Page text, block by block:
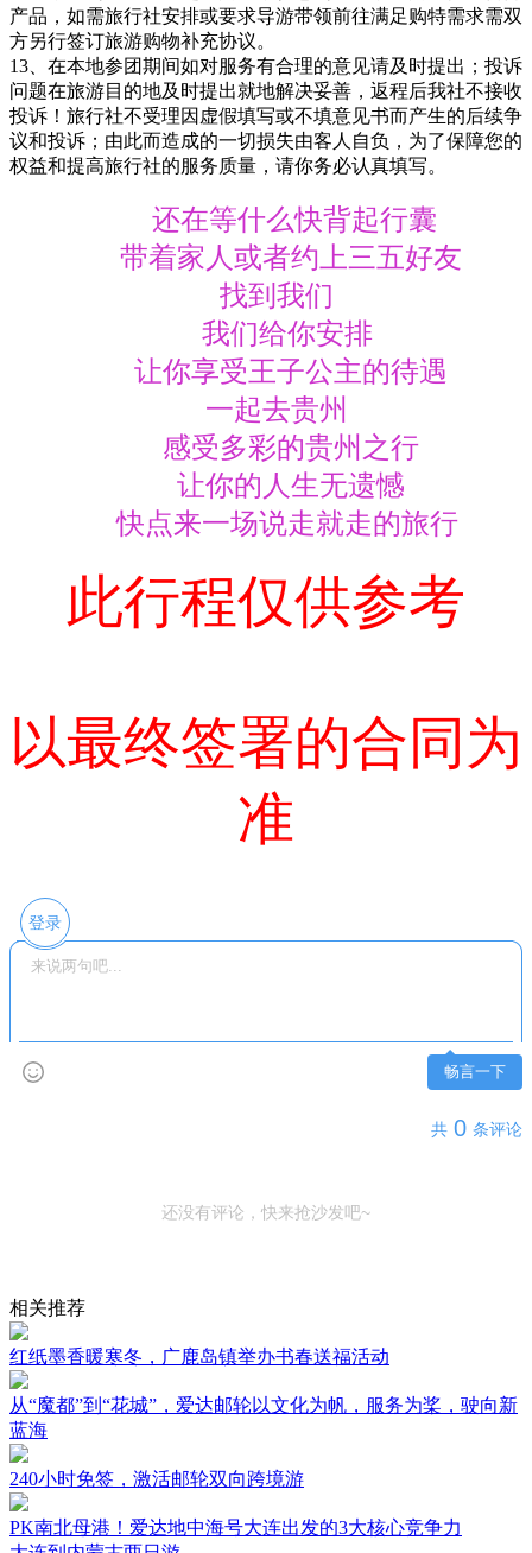
产品，如需旅行社安排或要求导游带领前往满足购特需求需双
方另行签订旅游购物补充协议。
13、在本地参团期间如对服务有合理的意见请及时提出；投诉
问题在旅游目的地及时提出就地解决妥善，返程后我社不接收
投诉！旅行社不受理因虚假填写或不填意见书而产生的后续争
议和投诉；由此而造成的一切损失由客人自负，为了保障您的
权益和提高旅行社的服务质量，请你务必认真填写。
还在等什么快背起行囊
带着家人或者约上三五好友
找到我们
我们给你安排
让你享受王子公主的待遇
一起去贵州
感受多彩的贵州之行
让你的人生无遗憾
快点来一场说走就走的旅行
此行程仅供参考
以最终签署的合同为
准
登录
畅言一下
共 0 条评论
还没有评论，快来抢沙发吧~
相关推荐
红纸墨香暖寒冬，广鹿岛镇举办书春送福活动
从“魔都”到“花城”，爱达邮轮以文化为帆，服务为桨，驶向新
蓝海
240小时免签，激活邮轮双向跨境游
PK南北母港！爱达地中海号大连出发的3大核心竞争力